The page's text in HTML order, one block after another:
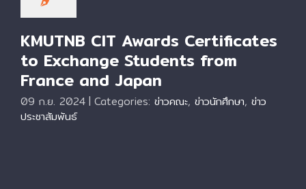
KMUTNB CIT Awards Certificates
to Exchange Students from
France and Japan
09 ก.ย. 2024 | Categories: ข่าวคณะ, ข่าวนักศึกษา, ข่าว
ประชาสัมพันธ์